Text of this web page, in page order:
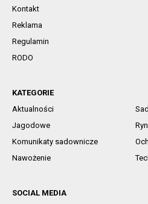
Kontakt
Reklama
Regulamin
RODO
KATEGORIE
Aktualności
Jagodowe
Komunikaty sadownicze
Nawożenie
SOCIAL MEDIA